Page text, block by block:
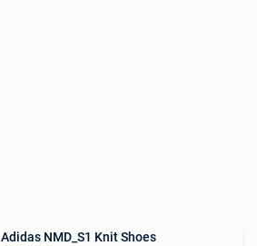
Adidas NMD_S1 Knit Shoes